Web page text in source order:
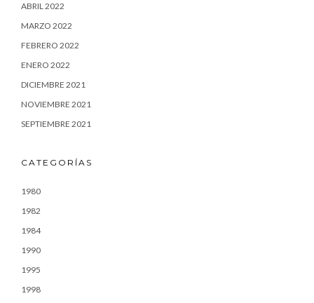
ABRIL 2022
MARZO 2022
FEBRERO 2022
ENERO 2022
DICIEMBRE 2021
NOVIEMBRE 2021
SEPTIEMBRE 2021
CATEGORÍAS
1980
1982
1984
1990
1995
1998